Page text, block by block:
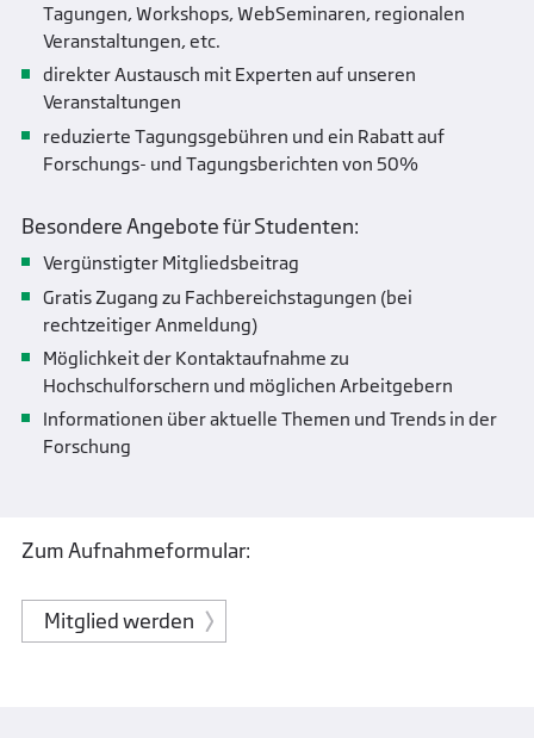
Tagungen, Workshops, WebSeminaren, regionalen
Veranstaltungen, etc.
direkter Austausch mit Experten auf unseren
Veranstaltungen
reduzierte Tagungsgebühren und ein Rabatt auf
Forschungs- und Tagungsberichten von 50%
Besondere Angebote für Studenten:
Vergünstigter Mitgliedsbeitrag
Gratis Zugang zu Fachbereichstagungen (bei
rechtzeitiger Anmeldung)
Möglichkeit der Kontaktaufnahme zu
Hochschulforschern und möglichen Arbeitgebern
Informationen über aktuelle Themen und Trends in der
Forschung
Zum Aufnahmeformular:
Mitglied werden